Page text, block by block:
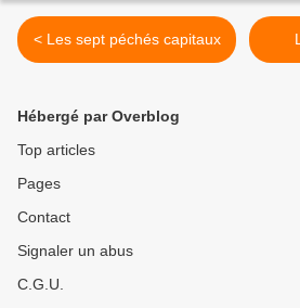
< Les sept péchés capitaux
Hébergé par Overblog
Top articles
Pages
Contact
Signaler un abus
C.G.U.